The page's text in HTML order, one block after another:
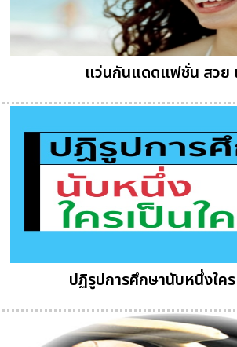
แว่นกันแดดแฟชั่น สวย
ปฏิรูปการศึกษานับหนึ่งใคร